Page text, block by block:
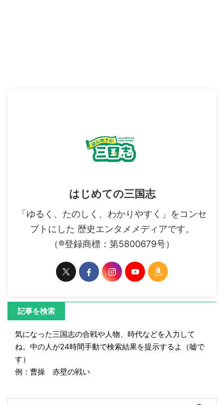
はじめての三国志
「ゆるく、たのしく、わかりやすく」をコンセ
プトにした 歴史エンタメメディアです。
（®登録商標：第5800679号）
記事を検索
気になった三国志の合戦や人物、時代などを入力して
ね。中の人が24時間手動で検索結果を提示するよ（嘘で
す）
例：曹操 赤壁の戦い